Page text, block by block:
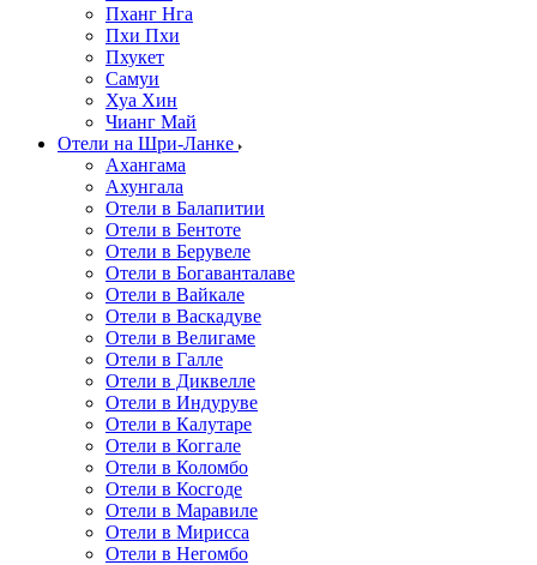
Пханг Нга
Пхи Пхи
Пхукет
Самуи
Хуа Хин
Чианг Май
Отели на Шри-Ланке
Ахангама
Ахунгала
Отели в Балапитии
Отели в Бентоте
Отели в Берувеле
Отели в Богаванталаве
Отели в Вайкале
Отели в Васкадуве
Отели в Велигаме
Отели в Галле
Отели в Диквелле
Отели в Индуруве
Отели в Калутаре
Отели в Коггале
Отели в Коломбо
Отели в Косгоде
Отели в Маравиле
Отели в Мирисса
Отели в Негомбо